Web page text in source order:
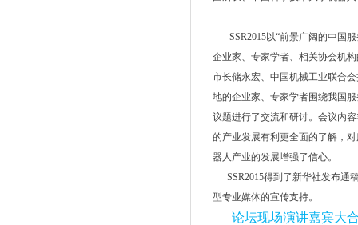
SSR2015以“前景广阔的中国
企业家、专家学者、相关协会机
市长储永宏、中国机械工业联合
地的企业家、专家学者围绕我国
议题进行了交流和研讨。会议内
的产业发展有利更全面的了解，
器人产业的发展增强了信心。
SSR2015得到了新华社发布通
型专业媒体的宣传支持。
论坛现场演讲嘉宾大